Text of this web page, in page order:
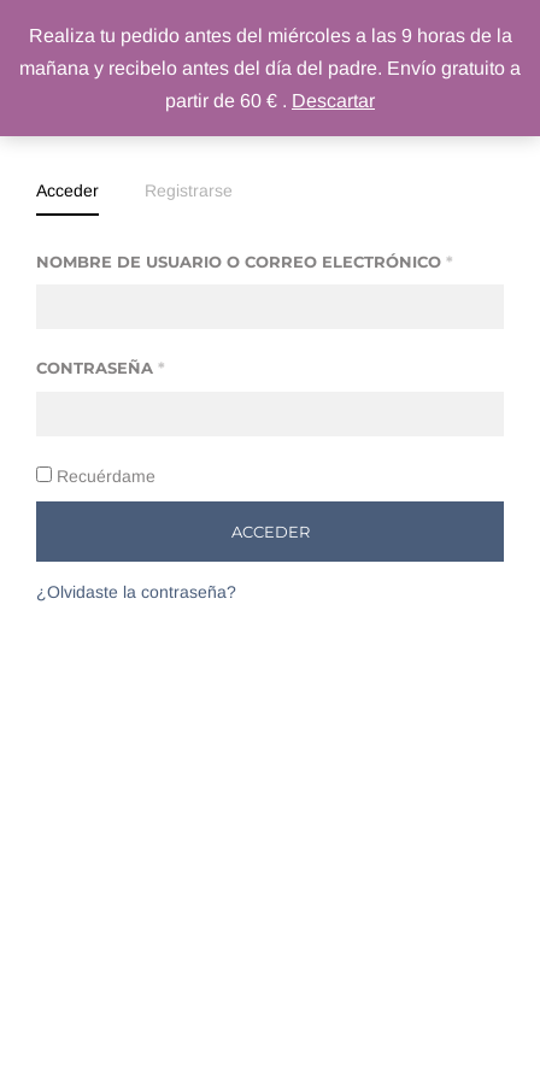
Acceder Registrarse
NOMBRE DE USUARIO O CORREO ELECTRÓNICO *
CONTRASEÑA *
Recuérdame
ACCEDER
¿Olvidaste la contraseña?
PINKEBOO
Realiza tu pedido antes del miércoles a las 9 horas de la
mañana y recibelo antes del día del padre. Envío gratuito a
partir de 60 € . Descartar